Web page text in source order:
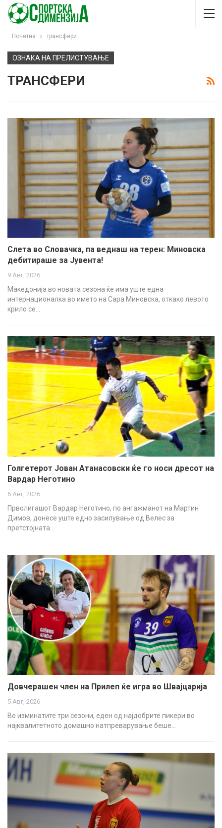
Почетна трансфери
ОЗНАКА НА ПРЕЛИСТУВАЊЕ
ТРАНСФЕРИ
Слетa во Словачка, па веднаш на терен: Миновска
дебитираше за Јувента!
9 Авг, 2026
Македонија во новата сезона ќе има уште една
интернационалка во името на Сара Миновска, откако левото
крило се…
Голгетерот Јован Атанасовски ќе го носи дресот на
Вардар Неготино
6 Авг, 2026
Прволигашот Вардар Неготино, по ангажманот на Мартин
Димов, донесе уште едно засилување од Велес за
претстојната…
Довчерашен член на Прилеп ќе игра во Швајцарија
5 Авг, 2026
Во изминатите три сезони, еден од најдобрите пикери во
најквалитетното домашно натпреварување беше…